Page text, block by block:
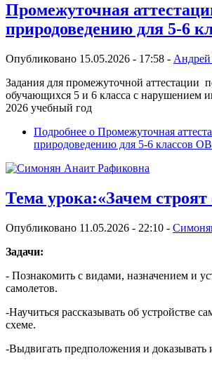
Промежуточная
природоведению для 5-6
Опубликовано 15.05.2026 - 17:58 - Андрей
Задания для промежуточной аттестации
обучающихся 5 и 6 класса с нарушением
2026 учебный год
Подробнее о Промежуточная
природоведению для 5-6 классов
Тема урока:«Зачем
Опубликовано 11.05.2026 - 22:10 -
Задачи:
- Познакомить с видами, назначением и
самолетов.
-Научиться рассказывать об устройстве
схеме.
-Выдвигать предположения и доказывать